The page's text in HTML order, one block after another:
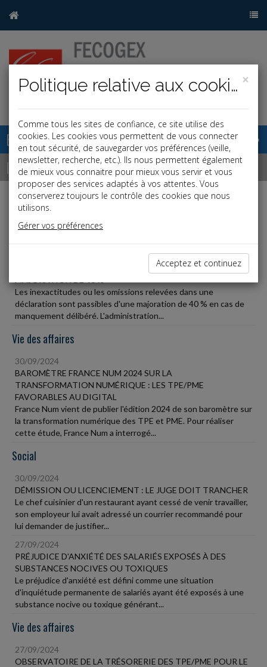
Base documentaire
Dépêches
Liste des dernières dépêches
Fiscal TPE
Les inexactitudes ou les omissions relevées dans une
déclaration sont passibles d'une majoration de 40 % en cas de
manquement délibéré. L'administration...
Vie des affaires
30/09/2024
BAROMÈTRE FRANCE NUM 2024 SUR LA
TRANSFORMATION NUMÉRIQUE : LES TPE/PME
FAVORABLES AU DIGITAL
France Num vient de publier l'édition 2024 de son baromètre sur
la transformation numérique des TPE et PME. Pour réaliser
cette étude, France Num a interrogé...
Social
30/09/2024
DÉMISSION OU LICENCIEMENT : LE JUGE DOIT TRANCHER
Le chef cuisinier d'un restaurant ayant cessé de venir travailler,
son employeur lui avait adressé un courrier recommandé pour
lui demander de justifier...
27/09/2024
PRÉJUDICE D'ANXIÉTÉ DES SALARIÉS EXPOSÉS À DES
SUBSTANCES NOCIVES OU TOXIQUES
Le préjudice d'anxiété est défini comme une situation
d'inquiétude permanente de salariés ayant été exposés à une
substance nocive ou toxique générant...
Vie des affaires
27/09/2024
OBSERVATOIRE DE LA TRÉSORERIE DES TPE/PME POUR LE
×
Politique relative aux cookies
Comme tous les sites de confiance, ce site utilise des
cookies. Les cookies vous permettent de vous connecter
en tout sécurité, de sauvegarder vos préférences (veille,
newsletter, recherche, etc.). Ils nous permettent également
de mieux vous connaitre pour mieux vous servir et vous
proposer des services adaptés à vos attentes. Vous
conserverez toujours le contrôle des cookies que nous
utilisons.
Gérer vos préférences
Acceptez et continuez